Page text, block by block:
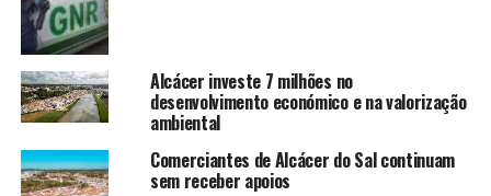
Alcácer investe 7 milhões no
desenvolvimento económico e na valorização
ambiental
Comerciantes de Alcácer do Sal continuam
sem receber apoios